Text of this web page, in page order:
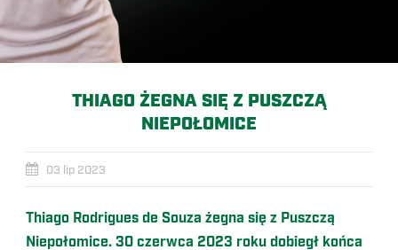
THIAGO ŻEGNA SIĘ Z PUSZCZĄ
NIEPOŁOMICE
03 lip 2023
Thiago Rodrigues de Souza żegna się z Puszczą
Niepołomice. 30 czerwca 2023 roku dobiegł końca